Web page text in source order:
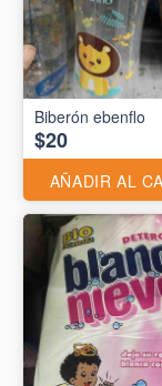
Biberón ebenflo
$20
AÑADIR AL